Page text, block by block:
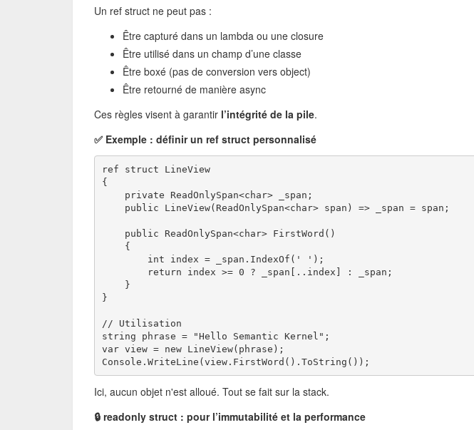
Un ref struct ne peut pas :
Être capturé dans un lambda ou une closure
Être utilisé dans un champ d’une classe
Être boxé (pas de conversion vers object)
Être retourné de manière async
Ces règles visent à garantir l’intégrité de la pile.
✅ Exemple : définir un ref struct personnalisé
ref struct LineView
{
private ReadOnlySpan<char> _span;
public LineView(ReadOnlySpan<char> span) => _span = span;
public ReadOnlySpan<char> FirstWord()
{
int index = _span.IndexOf(' ');
return index >= 0 ? _span[..index] : _span;
}
}
// Utilisation
string phrase = "Hello Semantic Kernel";
var view = new LineView(phrase);
Console.WriteLine(view.FirstWord().ToString());
Ici, aucun objet n'est alloué. Tout se fait sur la stack.
🔒 readonly struct : pour l’immutabilité et la performance